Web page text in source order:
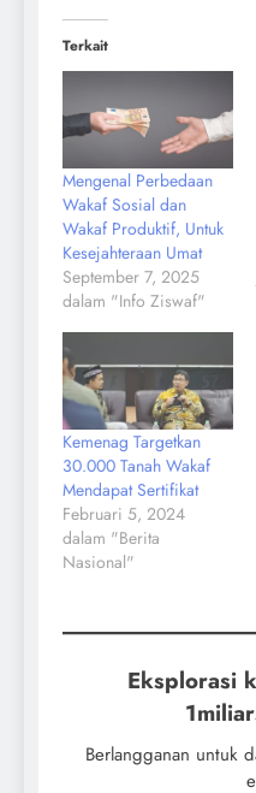
Terkait
Mengenal Perbedaan
Wakaf Sosial dan
Wakaf Produktif, Untuk
Kesejahteraan Umat
September 7, 2025
dalam "Info Ziswaf"
Kemenag Targetkan
30.000 Tanah Wakaf
Mendapat Sertifikat
Februari 5, 2024
dalam "Berita
Nasional"
Eksplorasi
Berlangganan untuk